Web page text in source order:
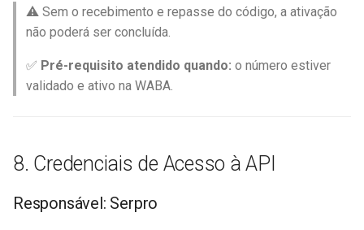
⚠️ Sem o recebimento e repasse do código, a ativação
não poderá ser concluída.
✅ Pré-requisito atendido quando: o número estiver
validado e ativo na WABA.
8. Credenciais de Acesso à API
Responsável: Serpro